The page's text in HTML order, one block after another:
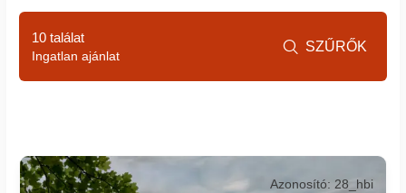
Azonosító: 28_hbi
10 találat
Ingatlan ajánlat
 SZŰRŐK